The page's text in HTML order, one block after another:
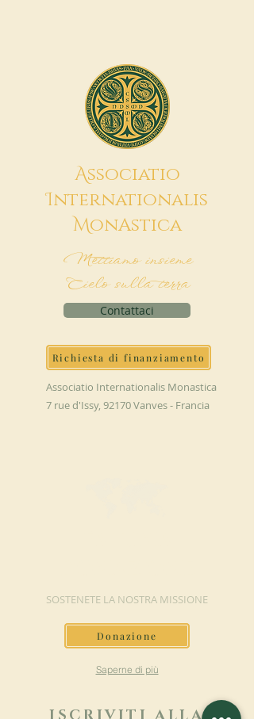
Associatio
Internationalis
MonAstica
Mettiamo insieme
Cielo sulla terra
Contattaci
Richiesta di finanziamento
Associatio Internationalis Monastica
7 rue d'Issy, 92170 Vanves - Francia
SOSTENETE LA NOSTRA MISSIONE
Donazione
Saperne di più